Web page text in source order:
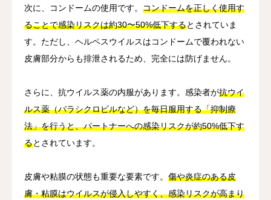
次に、コンドームの使用です。 コンドームを正しく使用す
ることで感染リスクは約30〜50%低下するとされていま
す。ただし、ヘルペスウイルスはコンドームで覆われない
皮膚部分からも排泄されるため、完全には防げません。
さらに、抗ウイルス薬の内服があります。感染者が抗ウイ
ルス薬（バラシクロビルなど）を毎日服用する「抑制療
法」を行うと、パートナーへの感染リスクが約50%低下す
るとされています。
皮膚や粘膜の状態も重要な要素です。 傷や炎症のある皮
膚・粘膜はウイルスが侵入しやすく、感染リスクが高まり